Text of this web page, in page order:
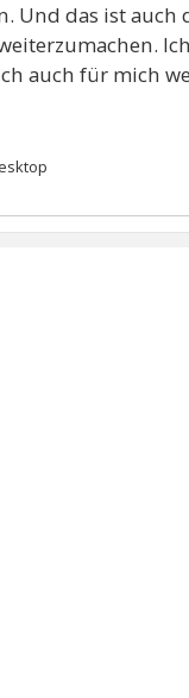
Und das ist auch
auch für mich